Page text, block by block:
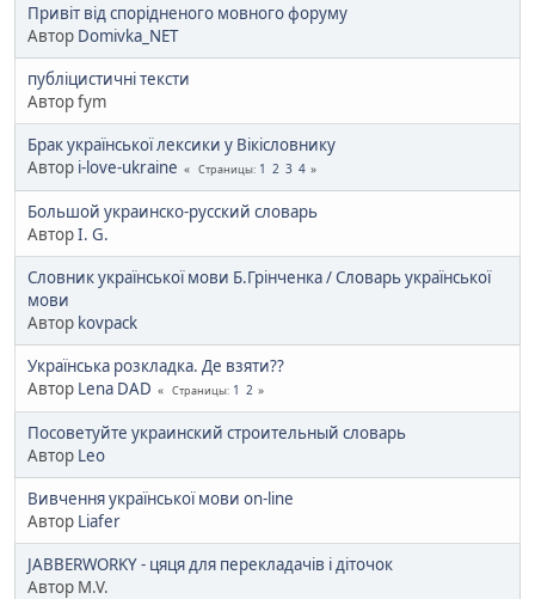
Привіт від спорідненого мовного форуму
Автор Domivka_NET
публіцистичні тексти
Автор fym
Брак української лексики у Вікісловнику
Автор i-love-ukraine Страницы 1 2 3 4
Большой украинско-русский словарь
АвторI. G.
Словник української мови Б.Грінченка / Словарь української
мови
Автор kovpack
Українська розкладка. Де взяти??
Автор Lena DAD Страницы 1 2
Посоветуйте украинский строительный словарь
Автор Leo
Вивчення української мови on-line
Автор Liafer
JABBERWORKY - цяця для перекладачів і діточок
Автор M.V.